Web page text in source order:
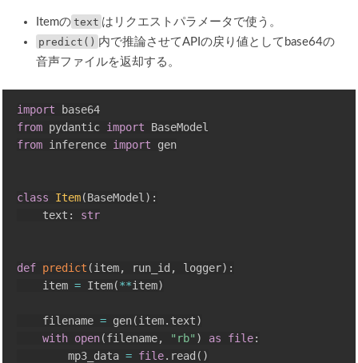
Itemの text はリクエストパラメータで使う。
predict() 内で推論させてAPIの戻り値としてbase64の
音声ファイルを返却する。
import
base64
from pydantic import
from inference import gen
class Item(BaseModel ) :
    text
: str
def predict (item, run_id , logger) :
    item
= Item(**item)
    filename
= gen(item. text)
with open(filename, "rb" ) as file:
        mp3_data
= file. read ( )